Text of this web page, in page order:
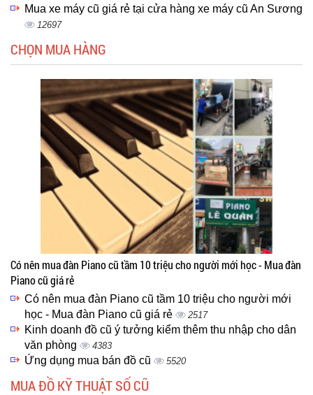
Mua xe máy cũ giá rẻ tại cửa hàng xe máy cũ An Sương
12697
CHỌN MUA HÀNG
Có nên mua đàn Piano cũ tầm 10 triệu cho người mới học - Mua đàn
Piano cũ giá rẻ
Có nên mua đàn Piano cũ tầm 10 triệu cho người mới
học - Mua đàn Piano cũ giá rẻ
2517
Kinh doanh đồ cũ ý tưởng kiểm thêm thu nhập cho dân
văn phòng
4383
Ứng dụng mua bán đồ cũ 5520
MUA ĐỒ KỸ THUẬT SỐ CŨ